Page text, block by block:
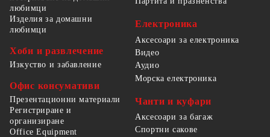
любимци
Изделия за домашни
любимци
Хоби и развлечение
Изкуство и забавление
Офис консумативи
Презентационни материали
Регистриране и
организиране
Office Equipment
Електроника
Аксесоари за електроника
Видео
Аудио
Морска електроника
Чанти и куфари
Аксесоари за багаж
Спортни сакове